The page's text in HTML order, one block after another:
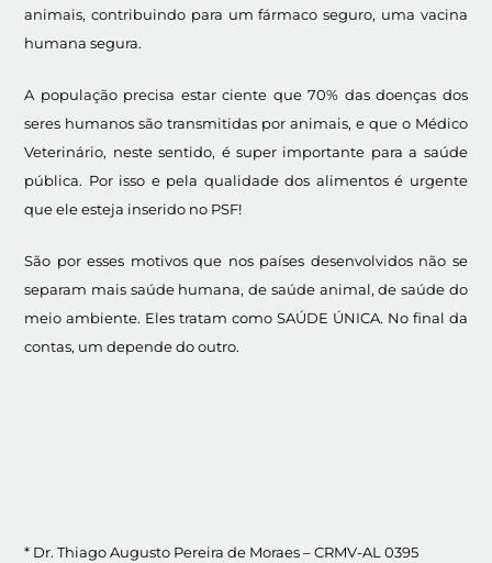
animais, contribuindo para um fármaco seguro, uma vacina
humana segura.
A população precisa estar ciente que 70% das doenças dos
seres humanos são transmitidas por animais, e que o Médico
Veterinário, neste sentido, é super importante para a saúde
pública. Por isso e pela qualidade dos alimentos é urgente
que ele esteja inserido no PSF!
São por esses motivos que nos países desenvolvidos não se
separam mais saúde humana, de saúde animal, de saúde do
meio ambiente. Eles tratam como SAÚDE ÚNICA. No final da
contas, um depende do outro.
* Dr. Thiago Augusto Pereira de Moraes – CRMV-AL 0395